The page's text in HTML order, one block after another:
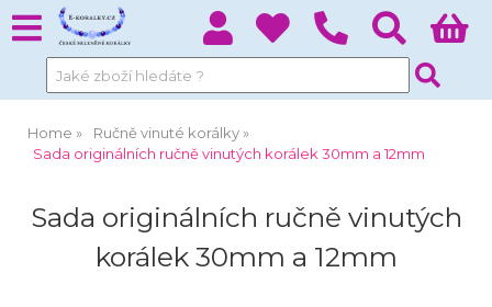
Home
Ručně vinuté korálky
Sada originálních ručně vinutých korálek 30mm a 12mm
Sada originálních ručně vinutých
korálek 30mm a 12mm